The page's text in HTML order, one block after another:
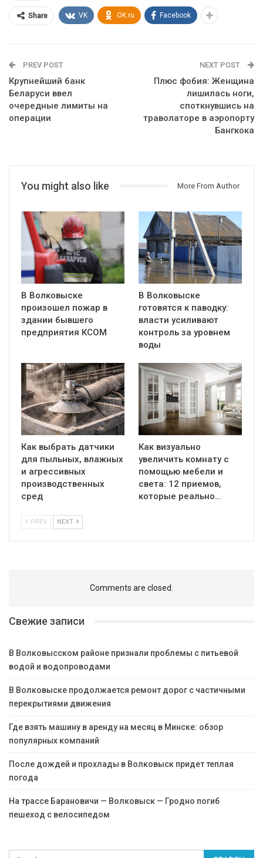
Share VK OK.ru Facebook
PREV POST
Крупнейший банк
Беларуси ввел
очередные лимиты на
операции
NEXT POST
Плюс фобия: Женщина
лишилась ноги,
споткнувшись на
траволаторе в аэропорту
Бангкока
You might also like More From Author
В Волковыске
произошел пожар в
здании бывшего
предприятия КСОМ
В Волковыске
готовятся к паводку:
власти усиливают
контроль за уровнем
воды
Как выбрать датчики
для пыльных, влажных
и агрессивных
производственных
сред
Как визуально
увеличить комнату с
помощью мебели и
света: 12 приемов,
которые реально…
PREV NEXT
Comments are closed.
Свежие записи
В Волковысском районе признали проблемы с питьевой
водой и водопроводами
В Волковыске продолжается ремонт дорог с частичными
перекрытиями движения
Где взять машину в аренду на месяц в Минске: обзор
популярных компаний
После дождей и прохлады в Волковыск придет теплая
погода
На трассе Барановичи — Волковыск — Гродно погиб
пешеход с велосипедом